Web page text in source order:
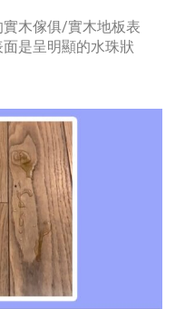
木傢俱/實木地板表
是呈明顯的水珠狀